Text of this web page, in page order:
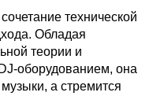
технической
Обладая
теории и
оборудованием, она
а стремится